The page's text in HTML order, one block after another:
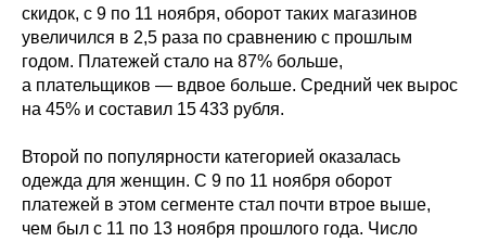
скидок, с 9 по 11 ноября, оборот таких магазинов
увеличился в 2,5 раза по сравнению с прошлым
годом. Платежей стало на 87% больше,
а плательщиков — вдвое больше. Средний чек вырос
на 45% и составил 15 433 рубля.
Второй по популярности категорией оказалась
одежда для женщин. С 9 по 11 ноября оборот
платежей в этом сегменте стал почти втрое выше,
чем был с 11 по 13 ноября прошлого года. Число